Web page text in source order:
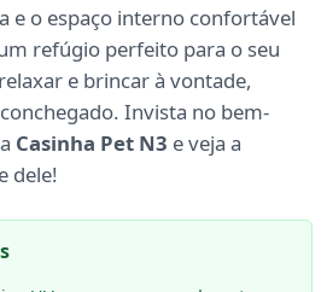
e o espaço interno confortável
refúgio perfeito para o seu
e brincar à vontade,
Invista no bem-
Casinha Pet N3 e veja a
dele!